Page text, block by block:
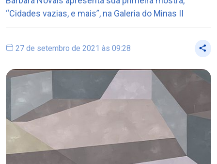
“Cidades vazias, e mais”, na Galeria do Minas II
27 de setembro de 2021 às 09:28